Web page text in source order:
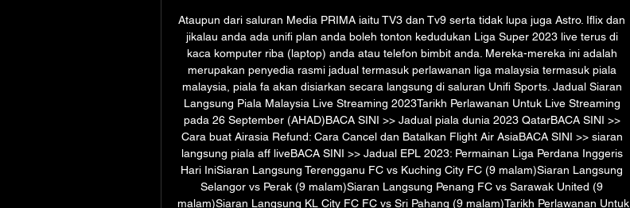
Ataupun dari saluran Media PRIMA iaitu TV3 dan Tv9 serta tidak lupa juga Astro. Iflix dan
jikalau anda ada unifi plan anda boleh tonton kedudukan Liga Super 2023 live terus di
kaca komputer riba (laptop) anda atau telefon bimbit anda. Mereka-mereka ini adalah
merupakan penyedia rasmi jadual termasuk perlawanan liga malaysia termasuk piala
malaysia, piala fa akan disiarkan secara langsung di saluran Unifi Sports. Jadual Siaran
Langsung Piala Malaysia Live Streaming 2023Tarikh Perlawanan Untuk Live Streaming
pada 26 September (AHAD)BACA SINI >> Jadual piala dunia 2023 QatarBACA SINI >>
Cara buat Airasia Refund: Cara Cancel dan Batalkan Flight Air AsiaBACA SINI >> siaran
langsung piala aff liveBACA SINI >> Jadual EPL 2023: Permainan Liga Perdana Inggeris
Hari IniSiaran Langsung Terengganu FC vs Kuching City FC (9 malam)Siaran Langsung
Selangor vs Perak (9 malam)Siaran Langsung Penang FC vs Sarawak United (9
malam)Siaran Langsung KL City FC FC vs Sri Pahang (9 malam)Tarikh Perlawanan Untuk